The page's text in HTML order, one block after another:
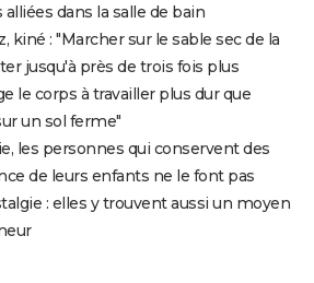
dans la salle de bain
kiné : "Marcher sur le sable sec de la
jusqu'à près de trois fois plus
le corps à travailler plus dur que
un sol ferme"
les personnes qui conservent des
de leurs enfants ne le font pas
: elles y trouvent aussi un moyen